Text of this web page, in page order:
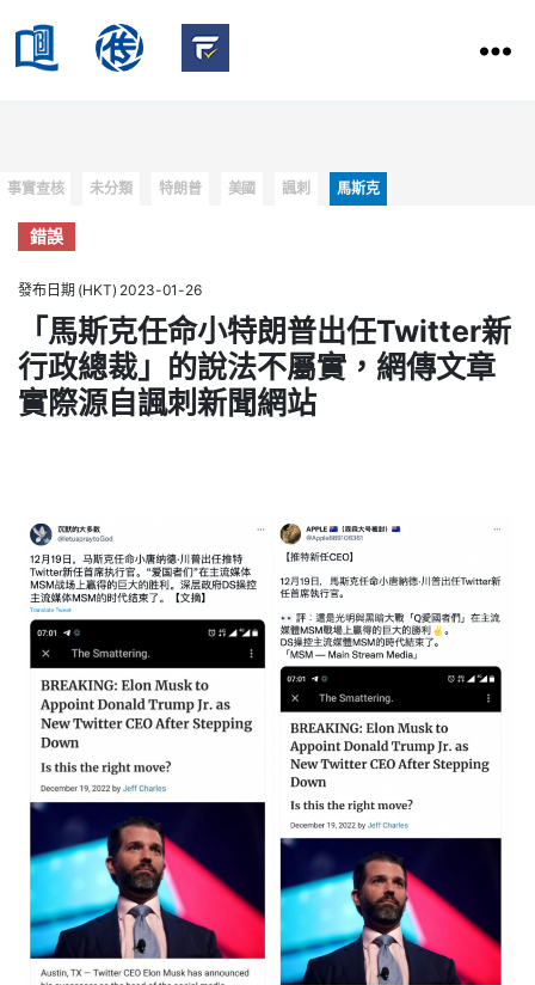
HKBU
of
Communication
Categories
事實查核 未分類 特朗普 美國 諷刺 馬斯克
錯誤
發布日期 (HKT) 2023-01-26
「馬斯克任命小特朗普出任Twitter新
行政總裁」的說法不屬實，網傳文章
實際源自諷刺新聞網站